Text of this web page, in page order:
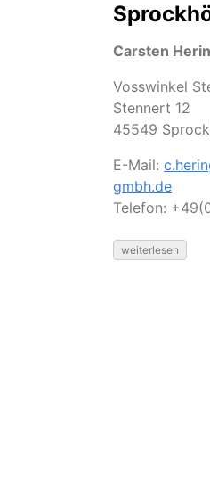
Carsten
Vosswinkel
Stennert 12
45549
E-Mail:
gmbh.de
Telefon:
weiterlesen